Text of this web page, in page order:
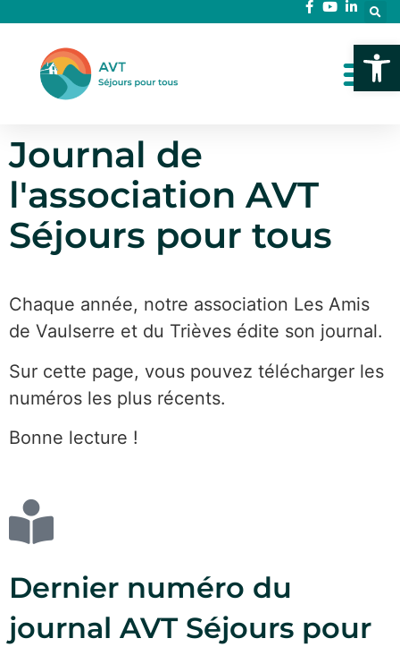
Ouvrir
Journal de
l'association AVT
Séjours pour tous
Chaque année, notre association Les Amis
de Vaulserre et du Trièves édite son journal.
Sur cette page, vous pouvez télécharger les
numéros les plus récents.
Bonne lecture !
Dernier numéro du
journal AVT Séjours pour